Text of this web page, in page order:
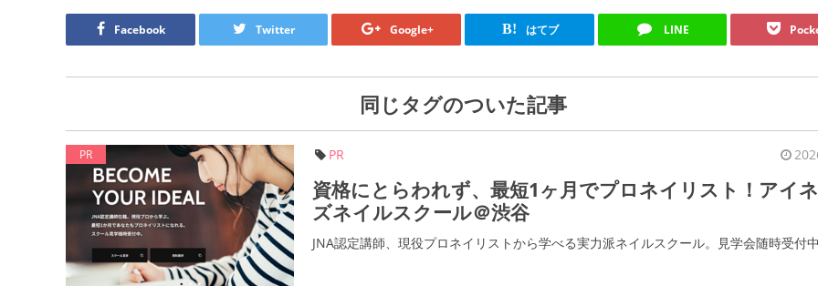
Facebook Twitter Google+ B! はてブ LINE
同じタグのついた記事
PR PR
資格にとらわれず、最短1ヶ月でプロネイリスト！アイ
ズネイルスクール＠渋谷
JNA認定講師、現役プロネイリストから学べる実力派ネイルスクール。見学会随時受付中